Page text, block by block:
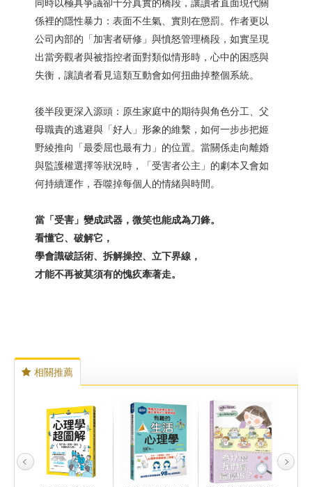
同時以極具爭議卻十分真實的橋段，讓讀者直面現代關
係裡的隱性暴力：表面不生氣、實則在懲罰。作者更以
公司內部的「加害者研修」與憤怒管理橋段，如實呈現
出當旁觀者與被指控者面對類似情形時，心中的困惑與
失衡，讓讀者看見這類互動會如何扭曲掉整個系統。
後半段更深入源頭：原生家庭中的期待與角色分工、父
母職責的逃避與「好人」形象的維繫，如何一步步把姬
野綾推向「最委屈也最有力」的位置。當關係走向離婚
與監護權選擇等狀況時，「受害者公主」的劇本又會如
何持續運作，吞噬掉每個人的情緒與時間。
當「受害」變成武器，微笑也能成為刀鋒。
看懂它、破解它，
學會識破話術、拆解操控、立下界線，
才能不再被莫須有的愧疚牽著走。
相關推薦